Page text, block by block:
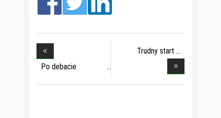
Po debacie
Trudny start